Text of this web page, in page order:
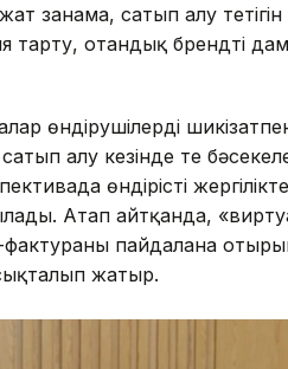
заңнама, сатып алу
тарту, отандық брендті
өндірушілерді
алу кезінде тең
өндірісті
Атап айтқанда,
пайдалана
жатыр.